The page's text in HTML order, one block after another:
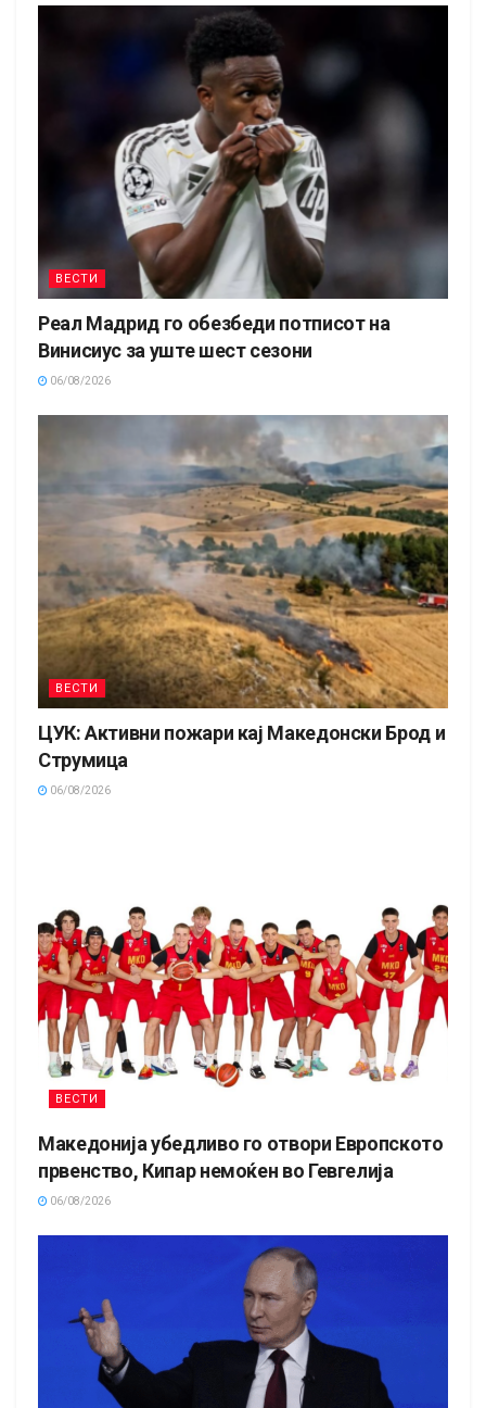
ВЕСТИ
Реал Мадрид го обезбеди потписот на
Винисиус за уште шест сезони
06/08/2026
ВЕСТИ
ЦУК: Активни пожари кај Македонски Брод и
Струмица
06/08/2026
ВЕСТИ
Македонија убедливо го отвори Европското
првенство, Кипар немоќен во Гевгелија
06/08/2026